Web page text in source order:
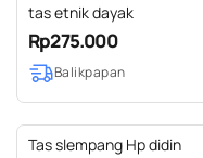
tas etnik dayak
Rp275.000
Balikpapan
Tas slempang Hp didin